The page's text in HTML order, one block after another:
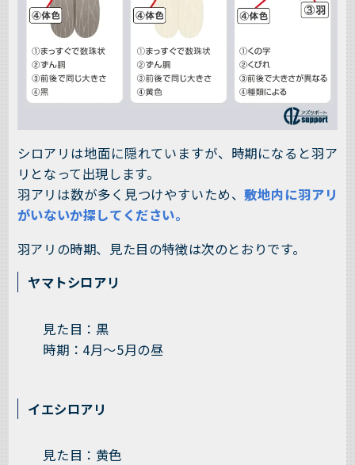
シロアリは地面に隠れていますが、時期になると羽ア
リとなって出現します。
羽アリは数が多く見つけやすいため、敷地内に羽アリ
がいないか探してください。
羽アリの時期、見た目の特徴は次のとおりです。
ヤマトシロアリ
見た目：黒
時期：4月～5月の昼
イエシロアリ
見た目：黄色